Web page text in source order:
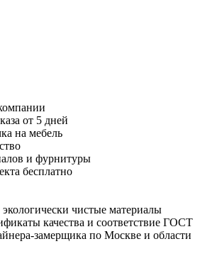
от 5 дней
на мебель
и фурнитуры
бесплатно
чистые материалы
качества и соответствие ГОСТ
замерщика по Москве и области